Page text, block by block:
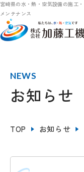
宮崎県の水・熱・空気設備の施工・
メンテナンス
NEWS
お知らせ
TOP お知らせ